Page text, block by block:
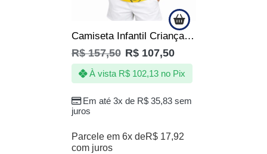
Camiseta Infantil Criança Menino Menina Brasil Copa Amarela
R$157,50 R$107,50
Em até 3x de R$ 35,83 sem
juros
À vista R$ 102,13 no Pix
Parcele em 6x deR$17,92
com juros